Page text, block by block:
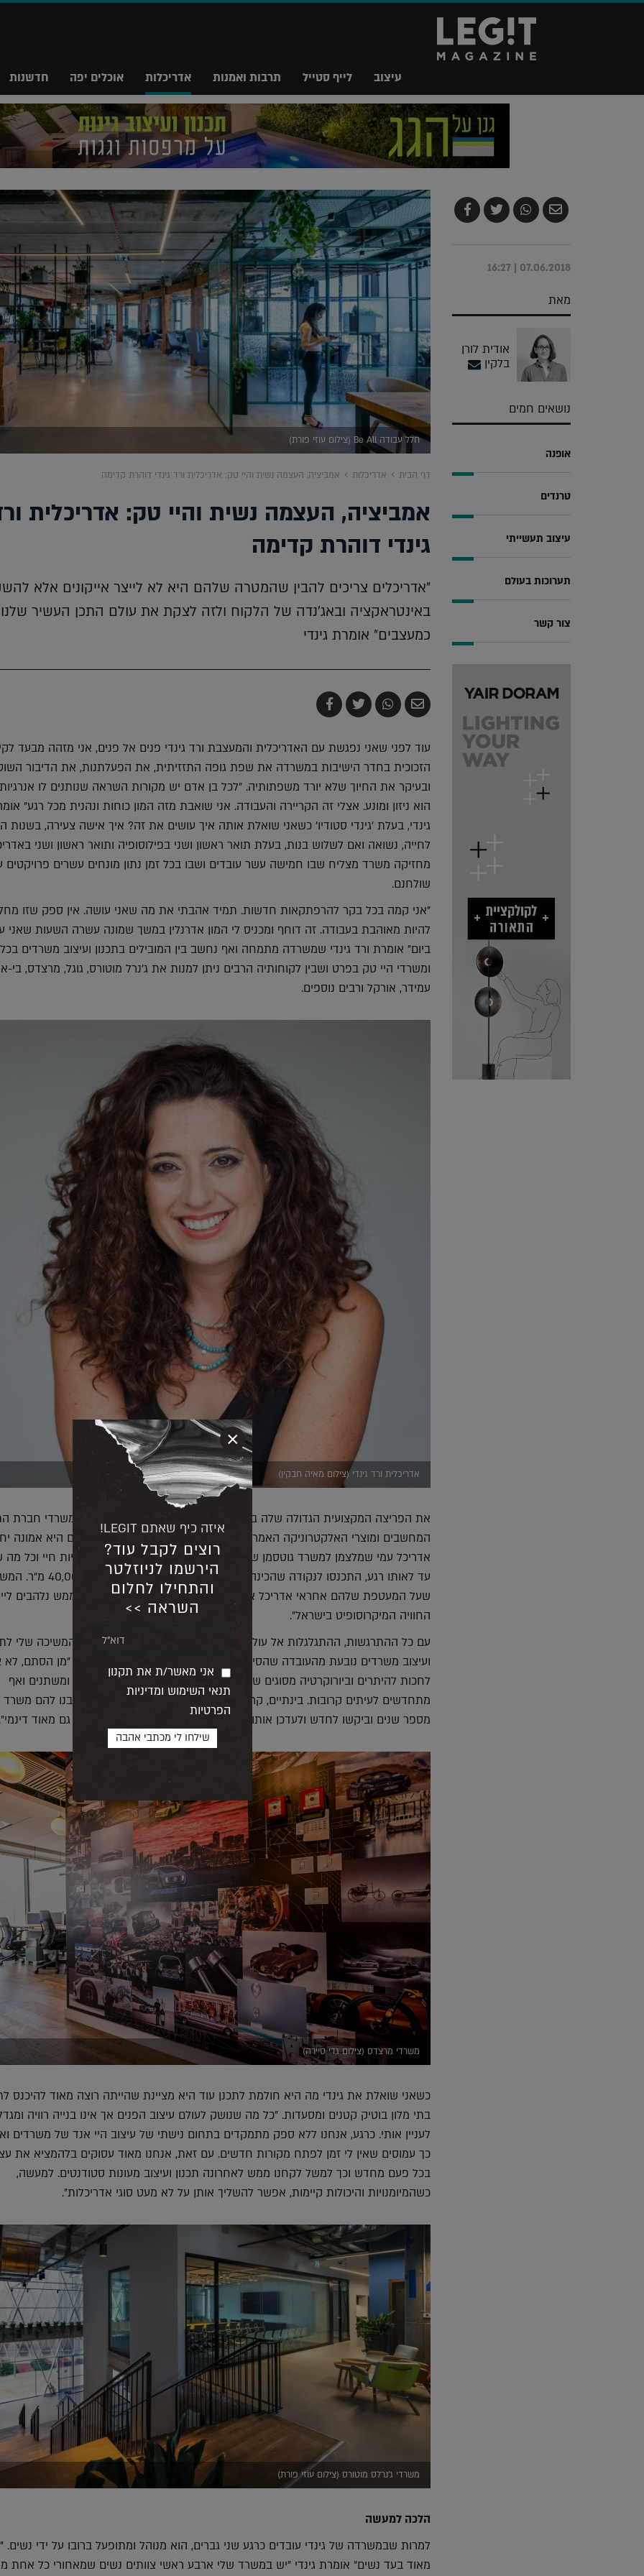
עיצוב לייף סטייל תרבות ואמנות אדריכלות אוכלים יפה חדשנות
חלל עבודה Be All (צילום עוזי פורת)
דף הבית אדריכלות אמביציה, העצמה נשית והיי טק: אדריכלית ורד גינדי דוהרת קדימה
אמביציה, העצמה נשית והיי טק: אדריכלית
גינדי דוהרת קדימה
"אדריכלים צריכים להבין שהמטרה שלהם היא לא לייצר אייקונים אלא
באינטראקציה ובאג'נדה של הלקוח ולזה לצקת את עולם התכן העשיר שלנו
כמעצבים" אומרת גינדי
שלח
בדואר
שתף
ב-
צייץ
ב-
שתף
ב-
עוד לפני שאני נפגשת עם האדריכלית והמעצבת ורד גינדי פנים אל פנים, אני מזהה מבעד
הזכוכית בחדר הישיבות במשרדה את שפת גופה התזזיתית, את הפעלתנות, את הדיבור
ובעיקר את החיוך שלא יורד משפתותיה. "לכל בן אדם יש מקורות השראה שנותנים לו
הוא ניזון ומונע. אצלי זה הקריירה והעבודה. אני שואבת מזה המון כוחות ונהנית מכל רגע"
גינדי, בעלת 'גינדי סטודיו' כשאני שואלת אותה איך עושים את זה? איך אישה צעירה, בשנות
לחייה, נשואה ואם לשלוש בנות, בעלת תואר ראשון ושני בפילוסופיה ותואר ראשון ושני
מחזיקה משרד מצליח שבו חמישה עשר עובדים ושבו בכל זמן נתון מונחים עשרים פרויקטים
שולחנם.
"אני קמה בכל בקר להרפתקאות חדשות. תמיד אהבתי את מה שאני עושה. אין ספק שזו
להיות מאוהבת בעבודה. זה דוחף ומכניס לי המון אדרנלין במשך שמונה עשרה השעות שאני
ביום" אומרת ורד גינדי שמשרדה מתמחה ואף נחשב בין המובילים בתכנון ועיצוב משרדים
ומשרדי היי טק בפרט ושבין לקוחותיה הרבים ניתן למנות את ג'נרל מוטורס, גוגל, מרצדס, בי-
עמידר, אורקל ורבים נוספים.
אדריכלית ורד גינדי (צילום מאיה חבקין)
את הפריצה המקצועית הגדולה שלה בתחום משרדי ההיי טק מייחסת גינדי למשרדי חברת
המחשבים ומוצרי האלקטרוניקה האמריקאית 'מיקרוסופט' שעל תכנונם ועיצובם היא אמונה
אדריכל עמי שמלצמן למשרד גוטסמן שמלצמן. "כשבחרו בנו, הרגשתי שכל חוויות חיי וכל
עד לאותו רגע, התכנסו לנקודה שהכינה אותי לקבל
שעל המעטפת שלהם אחראי אדריכל אבנר ישר, יושלמו בשנת 2020 ואנחנו
החוויה המיקרוסופיט בישראל".
עם כל ההתרגשות, ההתגלגלות אל עולם ההיי טק בכל זאת לקחה מעט זמן. "המשיכה שלי
ועיצוב משרדים נובעת מהעובדה שהסיפוק מעיצובם מיידי ומהיר" אומרת גינדי "מן הסתם, לא
לחכות להיתרים וביורוקרטיה מסוגים שונים. במשרדים, הדברים כל הזמן שונים ומשתנים ואף
מתחדשים לעיתים קרובות. בינתיים, קרה כבר לא פעם שהיו לנו לקוחות שעיצבנו להם משרד
מספר שנים וביקשו לחדש ולעדכן אותו כך שיתאים לעת הנוכחית. כך שכל זה גם מאוד
משרדי מרצדס (צילום גדי סיירה)
כשאני שואלת את גינדי מה היא חולמת לתכנן עוד היא מציינת שהייתה רוצה מאוד להיכנס
בתי מלון בוטיק קטנים ומסעדות. "כל מה שנושק לעולם עיצוב הפנים אך אינו בנייה רוויה
לעניין אותי. כרגע, אנחנו ללא ספק מתמקדים בתחום נישתי של עיצוב היי אנד של משרדים
כך עמוסים שאין לי זמן לפתח מקורות חדשים. עם זאת, אנחנו מאוד עסוקים בלהמציא את
בכל פעם מחדש וכך למשל לקחנו ממש לאחרונה תכנון ועיצוב מעונות סטודנטים. למעשה,
כשהמיומנויות והיכולות קיימות, אפשר להשליך אותן על לא מעט סוגי אדריכלות".
משרדי ג'נרלס מוטורס (צילום עוזי פורת)
הלכה למעשה
למרות שבמשרדה של גינדי עובדים כרגע שני גברים, הוא מנוהל ומתופעל ברובו על ידי נשים.
מאוד בעד נשים" אומרת גינדי "יש במשרד שלי ארבע ראשי צוותים נשים שמאחורי כל אחת
שלח
בדואר
שתף
ב-
צייץ
ב-
שתף
ב-
Facebook
07.06.2018 | 16:27
מאת
אודית לורן
בלקין
נושאים חמים
אופנה
טרנדים
עיצוב תעשייתי
תערוכות בעולם
צור קשר
איזה כיף שאתם LEGIT!
רוצים לקבל עוד?
הירשמו לניוזלטר
והתחילו לחלום
השראה >>
אני מאשר/ת את תקנון
תנאי השימוש ומדיניות
הפרטיות
×